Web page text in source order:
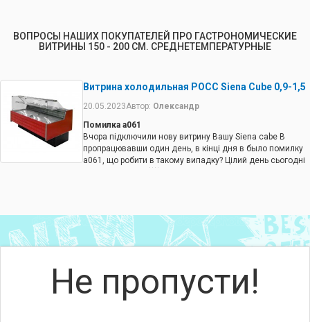
ВОПРОСЫ НАШИХ ПОКУПАТЕЛЕЙ ПРО ГАСТРОНОМИЧЕСКИЕ
ВИТРИНЫ 150 - 200 СМ. СРЕДНЕТЕМПЕРАТУРНЫЕ
Витрина холодильная РОСС Siena Cube 0,9-1,5
20.05.2023Автор: Олександр
Помилка а061
Вчора підключили нову витрину Вашу Siena cabe В
пропрацювавши один день, в кінці дня в было помилку
а061, що робити в такому випадку? Цілий день сьогодні
Не пропусти!